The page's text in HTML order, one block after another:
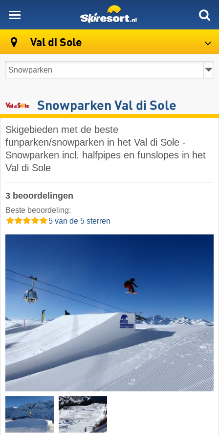
Val di Sole
Snowparken Val di Sole
Skigebieden met de beste
funparken/snowparken in het Val di Sole -
Snowparken incl. halfpipes en funslopes in het
Val di Sole
3 beoordelingen
Beste beoordeling:
5 van de 5 sterren